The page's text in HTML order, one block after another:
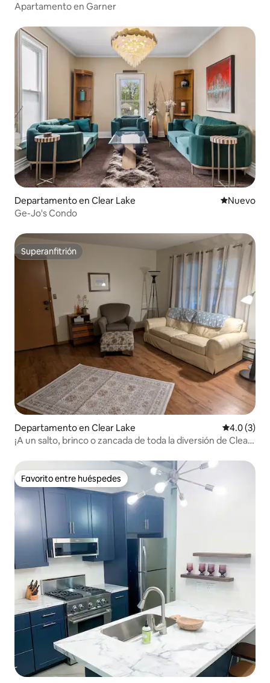
Apartamento en Garner
Departamento en Clear Lake Nuevo
Nuevo
Ge-Jo's Condo
Superanfitrión
Superanfitrión
Departamento en Clear Lake
4.0 (3)
¡A un salto, brinco o zancada de toda la diversión de Clear
Favorito entre huéspedes
Favorito entre huéspedes